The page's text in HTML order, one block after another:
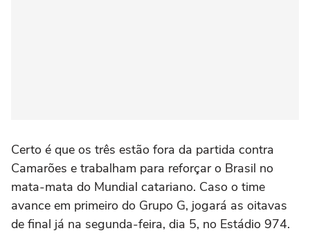
Certo é que os três estão fora da partida contra
Camarões e trabalham para reforçar o Brasil no
mata-mata do Mundial catariano. Caso o time
avance em primeiro do Grupo G, jogará as oitavas
de final já na segunda-feira, dia 5, no Estádio 974.